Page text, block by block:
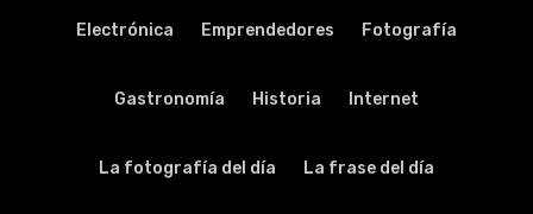
Electrónica Emprendedores Fotografía
Gastronomía Historia Internet
La fotografía del día La frase del día